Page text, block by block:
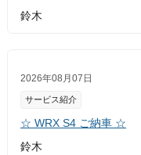
鈴木
2026年08月07日
サービス紹介
☆ WRX S4 ご納車 ☆
鈴木